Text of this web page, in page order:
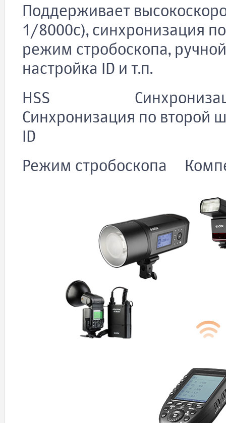
Поддерживает
1/8000с), синхронизация
режим стробоскопа,
настройка ID и т.п.
HSS Синхронизация
Синхронизация по второй
ID
Режим стробоскопа